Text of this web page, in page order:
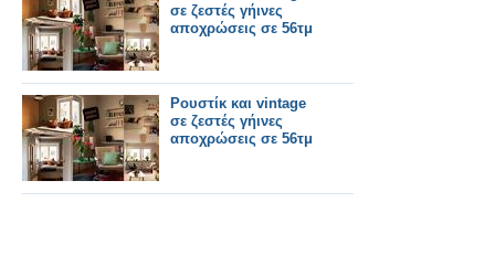
σε ζεστές γήινες
αποχρώσεις σε 56τμ
Ρουστίκ και vintage
σε ζεστές γήινες
αποχρώσεις σε 56τμ